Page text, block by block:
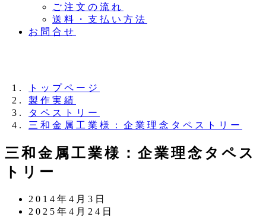
ご注文の流れ
送料・支払い方法
お問合せ
トップページ
製作実績
タペストリー
三和金属工業様：企業理念タペストリー
三和金属工業様：企業理念タペス
トリー
投
稿
2014年4月3日
更
2025年4月24日